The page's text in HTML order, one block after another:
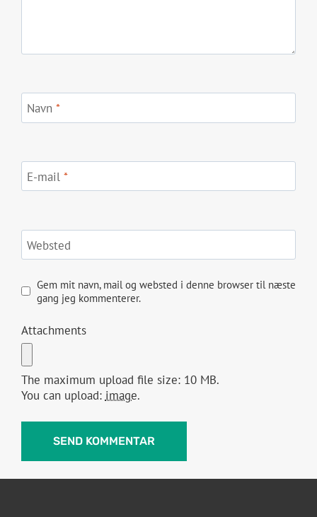
Navn*
E-mail*
Websted
Gem mit navn, mail og websted i denne browser til næste
gang jeg kommenterer.
Attachments
The maximum upload file size: 10 MB.
You can upload: image.